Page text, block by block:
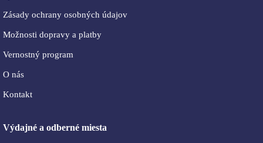
Zásady ochrany osobných údajov
Možnosti dopravy a platby
Vernostný program
O nás
Kontakt
Výdajné a odberné miesta